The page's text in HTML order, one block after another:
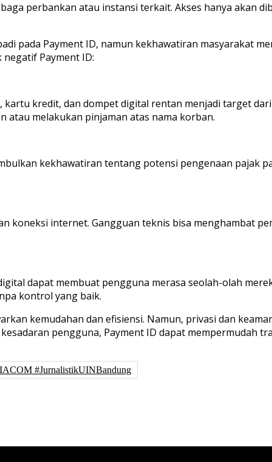
perbankan atau instansi terkait. Akses hanya akan
pada Payment ID, namun kekhawatiran masyarakat
Payment ID:
kredit, dan dompet digital rentan menjadi target
atau melakukan pinjaman atas nama korban.
kekhawatiran tentang potensi pengenaan pajak
koneksi internet. Gangguan teknis bisa menghambat
dapat membuat pengguna merasa seolah-olah
kontrol yang baik.
kemudahan dan efisiensi. Namun, privasi dan
pengguna, Payment ID dapat mempermudah
#JurnalistikUINBandung